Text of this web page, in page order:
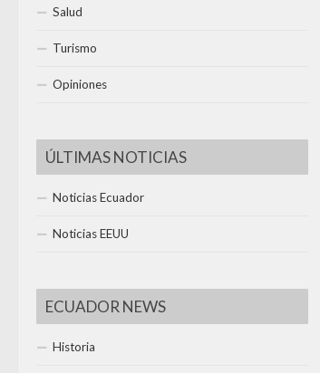
Salud
Turismo
Opiniones
ÚLTIMAS NOTICIAS
Noticias Ecuador
Noticias EEUU
ECUADOR NEWS
Historia